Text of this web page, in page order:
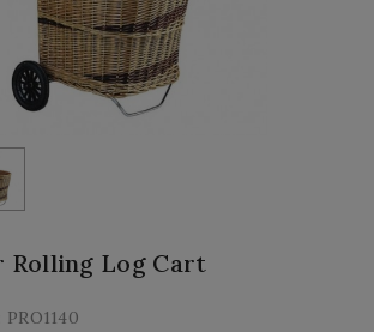
Rolling Log Cart
: PRO1140